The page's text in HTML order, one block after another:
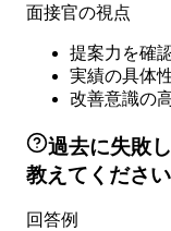
面接官の視点
提案力を確
実績の具体
改善意識の
過去に失敗
教えてください
回答例